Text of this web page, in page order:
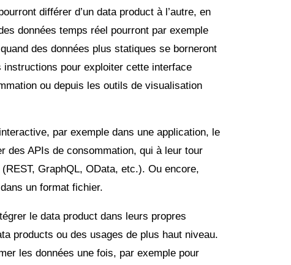
différer d’un data product à l’autre, en
données temps réel pourront par exemple
des données plus statiques se borneront
pour exploiter cette interface
ou depuis les outils de visualisation
par exemple dans une application, le
des APIs de consommation, qui à leur tour
GraphQL, OData, etc.). Ou encore,
un format fichier.
le data product dans leurs propres
products ou des usages de plus haut niveau.
les données une fois, par exemple pour